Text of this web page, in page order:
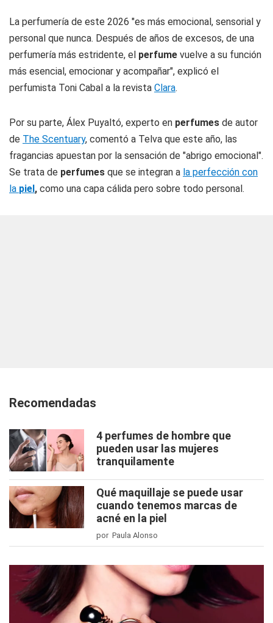
La perfumería de este 2026 "es más emocional, sensorial y
personal que nunca. Después de años de excesos, de una
perfumería más estridente, el perfume vuelve a su función
más esencial, emocionar y acompañar", explicó el
perfumista Toni Cabal a la revista Clara.
Por su parte, Álex Puyaltó, experto en perfumes de autor
de The Scentuary, comentó a Telva que este año, las
fragancias apuestan por la sensación de "abrigo emocional".
Se trata de perfumes que se integran a la perfección con
la piel, como una capa cálida pero sobre todo personal.
Recomendadas
4 perfumes de hombre que
pueden usar las mujeres
tranquilamente
Qué maquillaje se puede usar
cuando tenemos marcas de
acné en la piel
por Paula Alonso